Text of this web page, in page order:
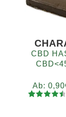
d auf
Kundenb
CBD
Ab:0,90